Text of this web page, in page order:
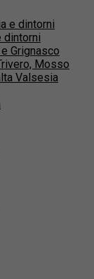
e dintorni
dintorni
Grignasco
Mosso
Valsesia